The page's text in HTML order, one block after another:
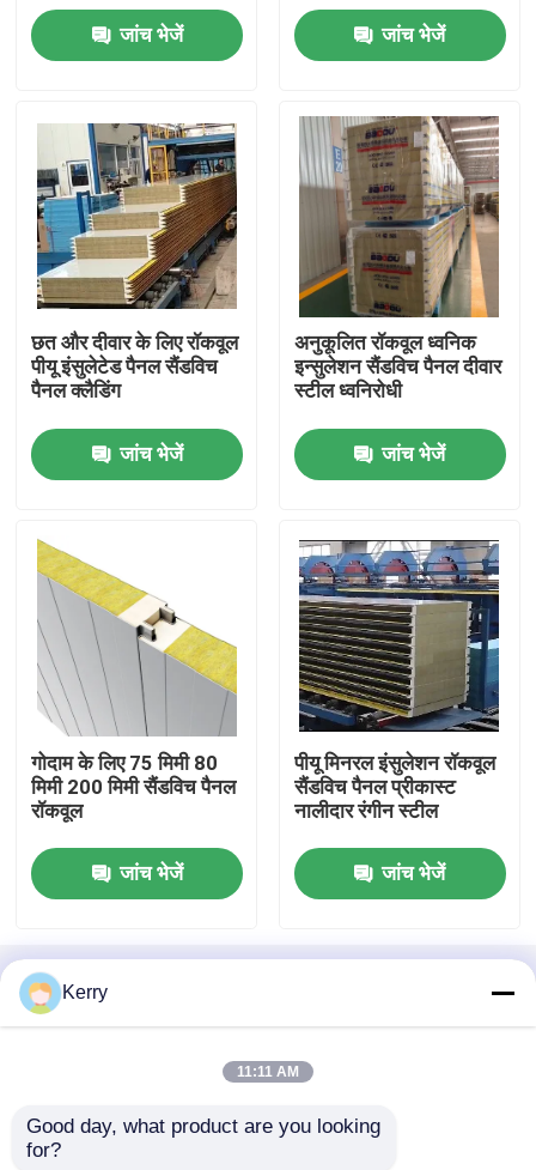
उत्पादों
कारखाना भ्रमण
गुणवत्ता नियंत्रण
एक उद्धरण का अनुरोध करें
इस्पात संरचना भवन
इस्पात संरचना गोदाम
इस्पात संरचना कार्यशाला
अछूता सैंडविच पैनल
प्रीफैब स्टील गोदाम
मॉड्यूलर स्टील स्ट्रक्चर
जांच भेजें जांच भेजें
छत और दीवार के लिए रॉकवूल
पीयू इंसुलेटेड पैनल सैंडविच
पैनल क्लैडिंग
जांच भेजें
अनुकूलित रॉकवूल ध्वनिक
इन्सुलेशन सैंडविच पैनल दीवार
स्टील ध्वनिरोधी
जांच भेजें
गोदाम के लिए 75 मिमी 80
मिमी 200 मिमी सैंडविच पैनल
रॉकवूल
जांच भेजें
पीयू मिनरल इंसुलेशन रॉकवूल
सैंडविच पैनल प्रीकास्ट
नालीदार रंगीन स्टील
जांच भेजें
2026 Baodu International Advanced
Kerry
11:11 AM
Good day, what product are you looking
for?